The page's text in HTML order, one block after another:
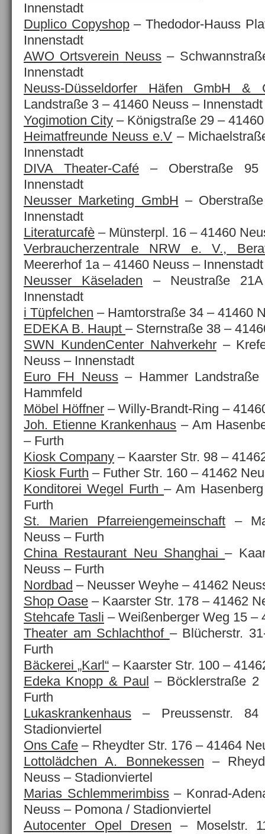
Innenstadt
Duplico Copyshop– Thedodor-Hauss
Innenstadt
AWO Ortsverein Neuss–
Innenstadt
Neuss-Düsseldorfer Häfen GmbH &
Landstraße 3 – 41460 Neuss – Innenstadt
Yogimotion City – Königstraße 29 –
Heimatfreunde Neuss e.V –
Innenstadt
DIVA Theater-Café – Oberstraße
Innenstadt
Neusser Marketing GmbH –
Innenstadt
Literaturcafè – Münsterpl. 16 – 41460
Verbraucherzentrale NRW e. V.,
Meererhof 1a – 41460 Neuss – Innenstadt
Neusser Käseladen – Neustraße
Innenstadt
i Tüpfelchen – Hamtorstraße 34 – 41460
EDEKA B. Haupt – Sternstraße 38 –
SWN KundenCenter Nahverkehr–
Neuss – Innenstadt
Euro FH Neuss– Hammer
Hammfeld
Möbel Höffner – Willy-Brandt-Ring –
Joh. Etienne Krankenhaus – Am
– Furth
Kiosk Company – Kaarster Str. 98 –
Kiosk Furth – Futher Str. 160 – 41462
Konditorei Wegel Furth – Am
Furth
St. Marien Pfarreiengemeinschaft –
Neuss – Furth
China Restaurant Neu Shanghai–
Neuss – Furth
Nordbad – Neusser Weyhe – 41462
Shop Oase – Kaarster Str. 178 – 41462
Stehcafe Tasli – Weißenberger Weg 15 –
Theater am Schlachthof – Blücherstr.
Furth
Bäckerei „Karl“ – Kaarster Str. 100 –
Edeka Knopp & Paul – Böcklerstraße
Furth
Lukaskrankenhaus – Preussenstr.
Stadionviertel
Ons Cafe – Rheydter Str. 176 – 41464
Lottolädchen A. Bonnekessen –
Neuss – Stadionviertel
Marias Schlemmerimbiss– Konrad-
Neuss – Pomona / Stadionviertel
Autocenter Opel Dresen – Moselstr.